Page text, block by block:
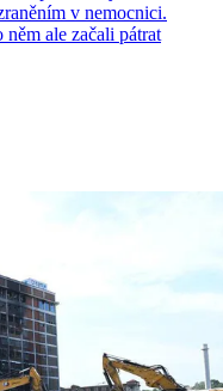
v nemocnici.
ale začali pátrat